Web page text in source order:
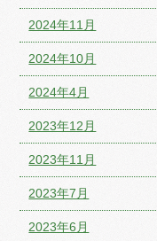
2024年11月
2024年10月
2024年4月
2023年12月
2023年11月
2023年7月
2023年6月